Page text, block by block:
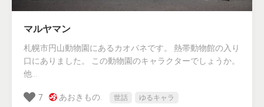
マルヤマン
札幌市円山動物園にあるカオパネです。 熱帯動物館の入り
口にありました。 この動物園のキャラクターでしょうか。
他...
7 あおきもの. 世話 ゆるキャラ